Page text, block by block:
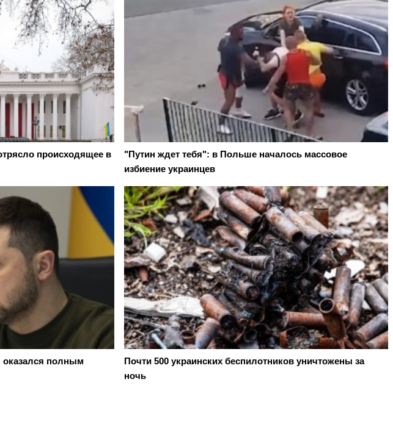
происходящее в
"Путин ждет тебя": в Польше началось массовое
избиение украинцев
оказался полным
Почти 500 украинских беспилотников уничтожены за
ночь